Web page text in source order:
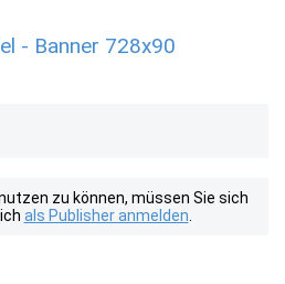
- Banner 728x90
zu können, müssen Sie sich
als Publisher anmelden